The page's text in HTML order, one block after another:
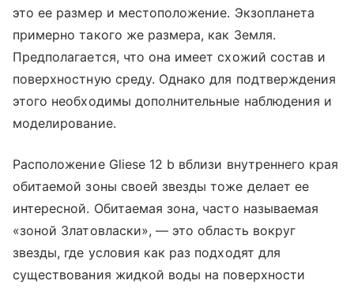
это ее размер и местоположение. Экзопланета
примерно такого же размера, как Земля.
Предполагается, что она имеет схожий состав и
поверхностную среду. Однако для подтверждения
этого необходимы дополнительные наблюдения и
моделирование.
Расположение Gliese 12 b вблизи внутреннего края
обитаемой зоны своей звезды тоже делает ее
интересной. Обитаемая зона, часто называемая
«зоной Златовласки», — это область вокруг
звезды, где условия как раз подходят для
существования жидкой воды на поверхности